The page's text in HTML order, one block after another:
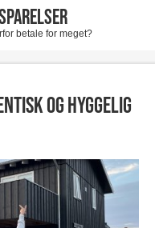
betale for meget?
og hyggelig